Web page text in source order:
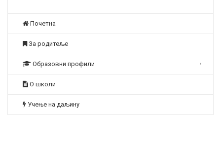
Почетна
За родитеље
Образовни профили
О школи
Учење на даљину